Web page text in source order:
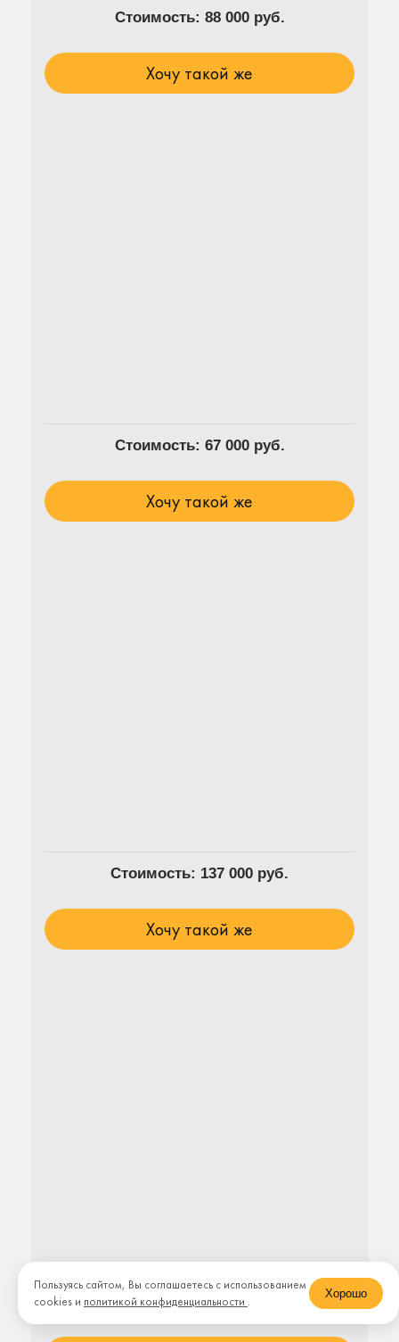
Стоимость: 88 000 руб.
Хочу такой же
Стоимость: 67 000 руб.
Хочу такой же
Стоимость: 137 000 руб.
Хочу такой же
Стоимость: 214 000 руб.
Пользуясь сайтом, Вы соглашаетесь с использованием
cookies и политикой конфиденциальности .
Хорошо